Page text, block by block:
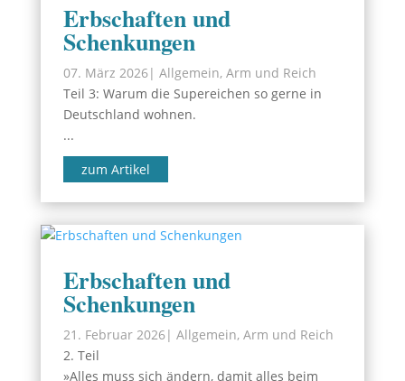
Erbschaften und
Schenkungen
07. März 2026| Allgemein, Arm und Reich
Teil 3: Warum die Supereichen so gerne in
Deutschland wohnen.
...
zum Artikel
Erbschaften und
Schenkungen
21. Februar 2026| Allgemein, Arm und Reich
2. Teil
»Alles muss sich ändern, damit alles beim